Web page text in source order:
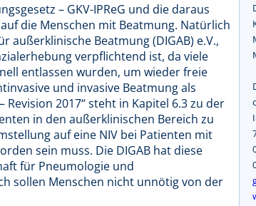
– GKV-IPReG und die daraus
die Menschen mit Beatmung. Natürlich
Beatmung (DIGAB) e.V.,
verpflichtend ist, da viele
entlassen wurden, um wieder freie
und invasive Beatmung als
2017“ steht in Kapitel 6.3 zu der
in den außerklinischen Bereich zu
auf eine NIV bei Patienten mit
sein muss. Die DIGAB hat diese
für Pneumologie und
sollen Menschen nicht unnötig von der